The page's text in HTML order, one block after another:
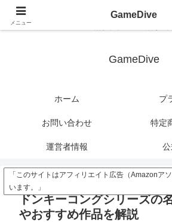
GameDive
ホーム プ
お問い合わせ 特定
運営者情報
「このサイトはアフィリエイト広告（Amazonア
います。」
ドンキーコングシリーズの
やおすすめ作品を解説
メニュー
GameDive